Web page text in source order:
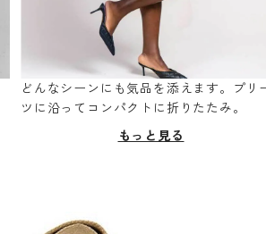
どんなシーンにも気品を添えます。プリ
ツに沿ってコンパクトに折りたたみ。
もっと見る